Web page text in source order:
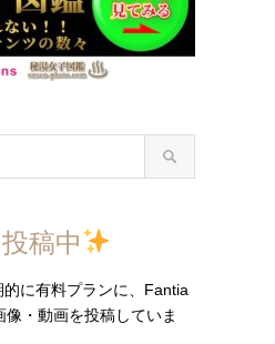
投稿中
に有料プランに、Fantia
・動画を投稿していま